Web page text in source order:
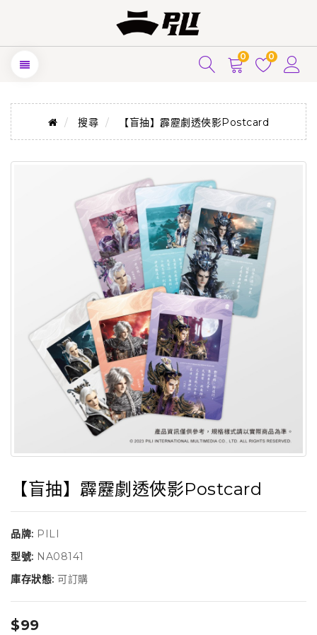
0 0
搜尋 【盲抽】霹靂劇透俠影Postcard
【盲抽】霹靂劇透俠影Postcard
品牌: PILI
型號: NA08141
庫存狀態: 可訂購
$99